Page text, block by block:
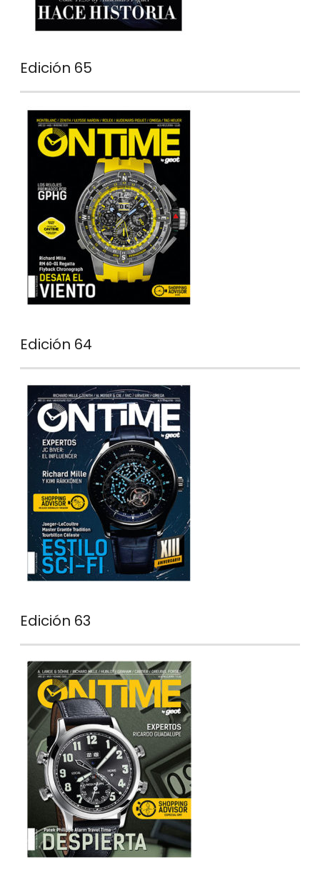
Edición 65
Edición 64
Edición 63